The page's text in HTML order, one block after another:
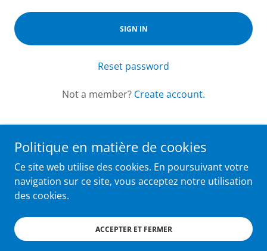
SIGN IN
Reset password
Not a member? Create account.
Copyright © 2026 Meubles Daviau - All Rights Reserved.
Politique en matière de cookies
Ce site web utilise des cookies. En poursuivant votre
navigation sur ce site, vous acceptez notre utilisation
des cookies.
ACCEPTER ET FERMER